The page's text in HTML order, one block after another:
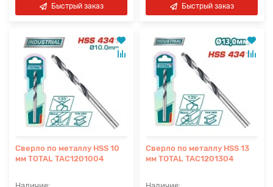
Быстрый заказ Быстрый заказ
Сверло по металлу HSS 10
мм TOTAL TAC1201004
Сверло по металлу HSS 13
мм TOTAL TAC1201304